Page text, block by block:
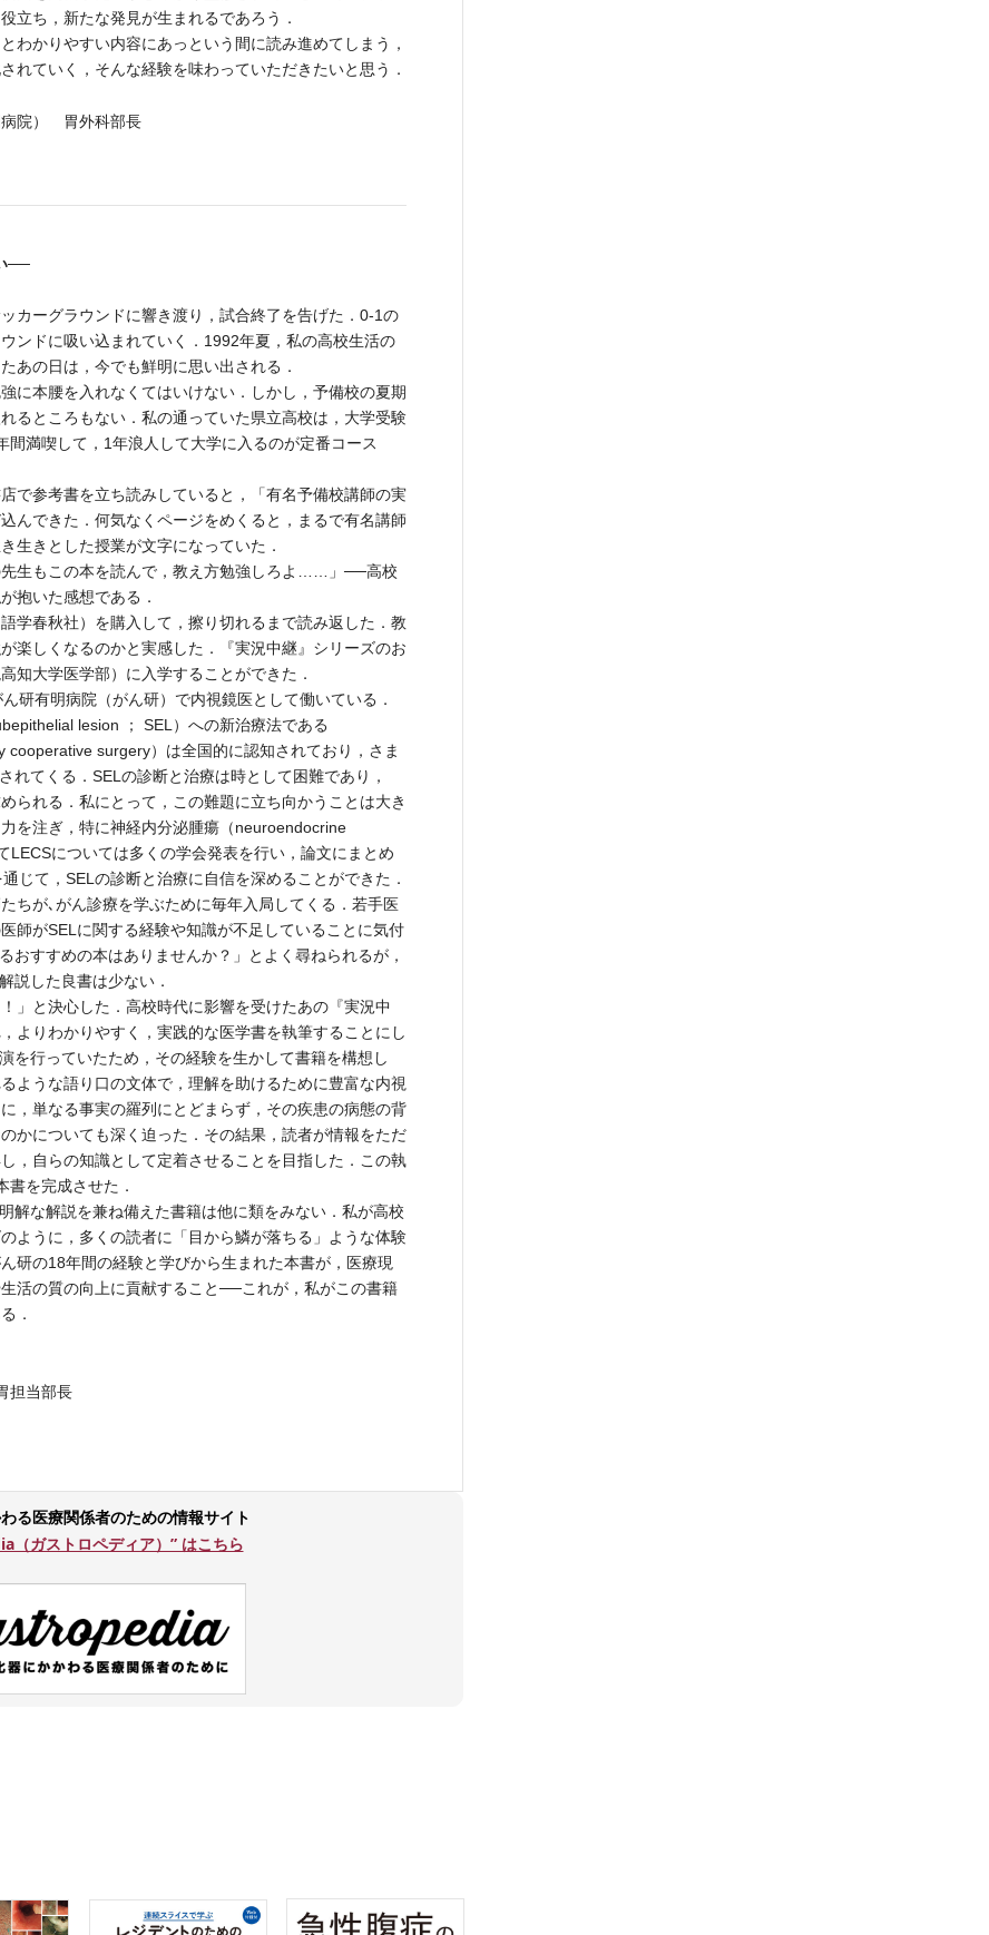
立ち，新たな発見が生まれるであろう．
わかりやすい内容にあっという間に読み進めてしまう，
れていく，そんな経験を味わっていただきたいと思う．
病院） 胃外科部長
──
カーグラウンドに響き渡り，試合終了を告げた．0-1の
ンドに吸い込まれていく．1992年夏，私の高校生活の
あの日は，今でも鮮明に思い出される．
に本腰を入れなくてはいけない．しかし，予備校の夏期
るところもない．私の通っていた県立高校は，大学受験
間満喫して，1年浪人して大学に入るのが定番コース
で参考書を立ち読みしていると，「有名予備校講師の実
んできた．何気なくページをめくると，まるで有名講師
生きとした授業が文字になっていた．
生もこの本を読んで，教え方勉強しろよ……」──高校
抱いた感想である．
学春秋社）を購入して，擦り切れるまで読み返した．教
楽しくなるのかと実感した．『実況中継』シリーズのお
知大学医学部）に入学することができた．
研有明病院（がん研）で内視鏡医として働いている．
lesion ； SEL）への新治療法である
surgery）は全国的に認知されており，さま
れてくる．SELの診断と治療は時として困難であり，
られる．私にとって，この難題に立ち向かうことは大き
を注ぎ，特に神経内分泌腫瘍（neuroendocrine
LECSについては多くの学会発表を行い，論文にまとめ
じて，SELの診断と治療に自信を深めることができた．
ちが､がん診療を学ぶために毎年入局してくる．若手医
師がSELに関する経験や知識が不足していることに気付
おすすめの本はありませんか？」とよく尋ねられるが，
説した良書は少ない．
」と決心した．高校時代に影響を受けたあの『実況中
よりわかりやすく，実践的な医学書を執筆することにし
を行っていたため，その経験を生かして書籍を構想し
ような語り口の文体で，理解を助けるために豊富な内視
，単なる事実の羅列にとどまらず，その疾患の病態の背
かについても深く迫った．その結果，読者が情報をただ
，自らの知識として定着させることを目指した．この執
を完成させた．
解な解説を兼ね備えた書籍は他に類をみない．私が高校
ように，多くの読者に「目から鱗が落ちる」ような体験
研の18年間の経験と学びから生まれた本書が，医療現
活の質の向上に貢献すること──これが，私がこの書籍
．
担当部長
る医療関係者のための情報サイト
（ガストロペディア）” はこちら